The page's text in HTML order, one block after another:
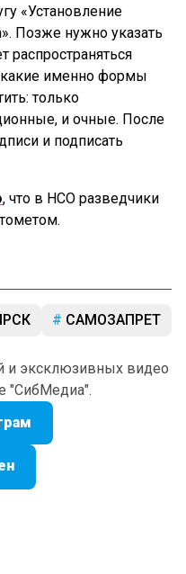
«Установление
Позже нужно указать
распространяться
какие именно формы
только
и очные. После
и подписать
, что в НСО разведчики
САМОЗАПРЕТ
и эксклюзивных видео
"СибМедиа".